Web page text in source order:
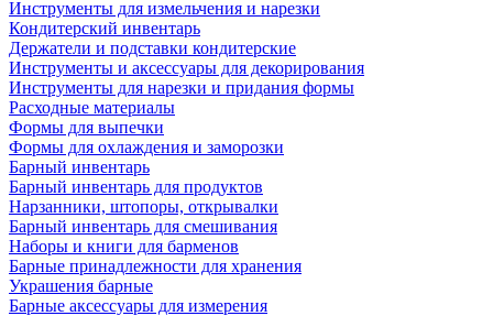
Инструменты для измельчения и нарезки
Кондитерский инвентарь
Держатели и подставки кондитерские
Инструменты и аксессуары для декорирования
Инструменты для нарезки и придания формы
Расходные материалы
Формы для выпечки
Формы для охлаждения и заморозки
Барный инвентарь
Барный инвентарь для продуктов
Нарзанники, штопоры, открывалки
Барный инвентарь для смешивания
Наборы и книги для барменов
Барные принадлежности для хранения
Украшения барные
Барные аксессуары для измерения